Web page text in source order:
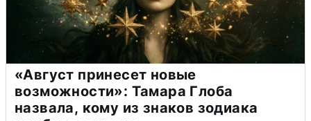
«Август принесет новые
возможности»: Тамара Глоба
назвала, кому из знаков зодиака